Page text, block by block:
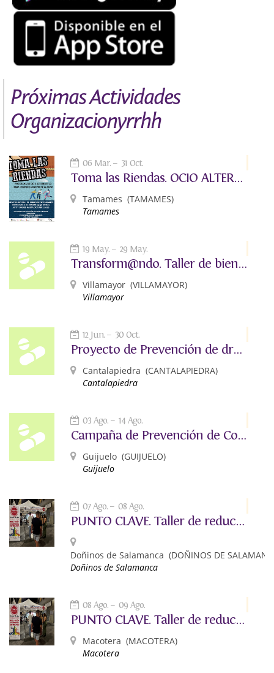
Próximas Actividades
Organizacionyrrhh
06 Mar. 31 Oct.
Toma las Riendas. OCIO ALTERNATIVO
Tamames (TAMAMES)
Tamames
19 May. 29 May.
Transform@ndo. Taller de bienestar digital.
Villamayor (VILLAMAYOR)
Villamayor
12 Jun. 30 Oct.
Proyecto de Prevención de drogas: Ocio Alternativo para jóvenes de 12 a 16 años
Cantalapiedra (CANTALAPIEDRA)
Cantalapiedra
03 Ago. 14 Ago.
Campaña de Prevención de Consumo de Drogas en Fiestas "Engánchate a tus metas"
Guijuelo (GUIJUELO)
Guijuelo
07 Ago. 08 Ago.
PUNTO CLAVE. Taller de reducción de riesgos asociados al consumo de alcohol y otras drogas.
Doñinos de Salamanca (DOÑINOS DE
Doñinos de Salamanca
08 Ago. 09 Ago.
PUNTO CLAVE. Taller de reducción de riesgos asociados al consumo de alcohol y otras drogas.
Macotera (MACOTERA)
Macotera